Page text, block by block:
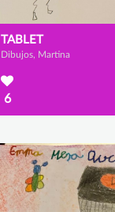
TABLET
Dibujos, Martina
6